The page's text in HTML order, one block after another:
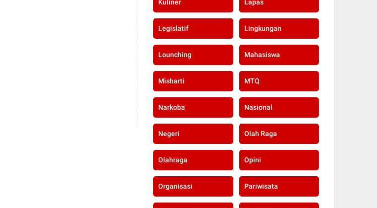
Kuliner Lapas
Legislatif Lingkungan
Lounching Mahasiswa
Misharti MTQ
Narkoba Nasional
Negeri Olah Raga
Olahraga Opini
Organisasi Pariwisata